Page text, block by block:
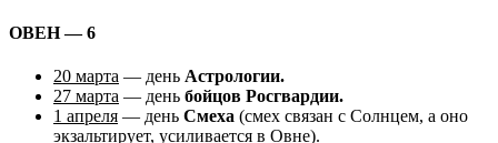
ОВЕН — 6
20 марта — день Астрологии.
27 марта — день бойцов Росгвардии.
1 апреля — день Смеха (смех связан с Солнцем, а оно
экзальтирует, усиливается в Овне).